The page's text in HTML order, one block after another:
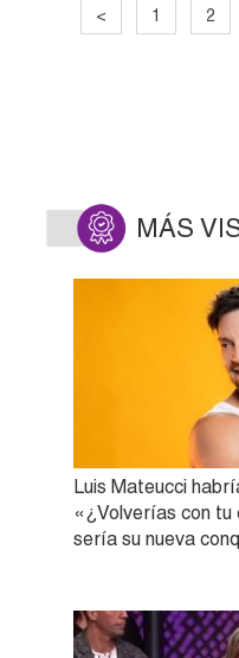
< 1 2
MÁS
Luis Mateucci
«¿Volverías con tu
sería su nueva